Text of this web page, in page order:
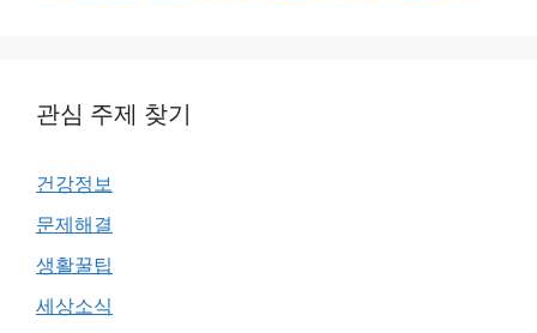
관심 주제 찾기
건강정보
문제해결
생활꿀팁
세상소식